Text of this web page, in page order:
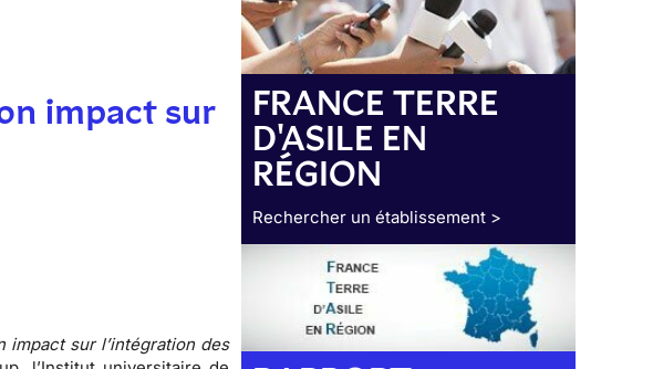
impact sur
impact sur l’intégration des
FRANCE TERRE
D'ASILE EN
RÉGION
Rechercher un établissement >